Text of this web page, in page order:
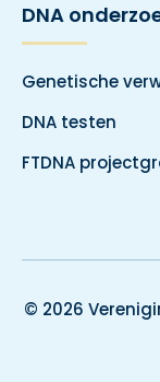
DNA
Genetische
DNA testen
FTDNA
© 2026